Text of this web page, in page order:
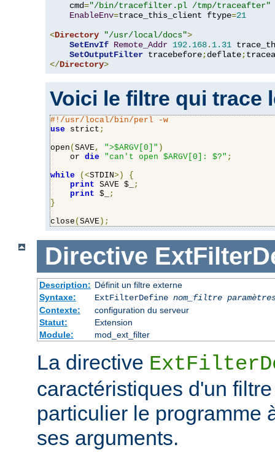
    cmd
="/bin/tracefilter.pl /tmp/traceafter"
EnableEnv=trace_this_client ftype=21
<Directory "/usr/local/docs">
SetEnvIf Remote_Addr 192.168. 1.31
SetOutputFilter tracebefore;deflate;
</Directory>
Voici le filtre qui trace
#!/usr/local/bin/perl -w
use strict ;
open ( SAVE, ">$ARGV[0]" )
    or
die "can't open $ARGV[0]: $?" ;
while
(<STDIN>)
{
print SAVE $_
;
print $_
;
}
close ( SAVE );
Directive
Description: Définit un filtre externe
Syntaxe:
ExtFilterDefine nom_filtre
Contexte:
configuration du serveur
Statut:
Extension
Module:
mod_ext_filter
La directive
caractéristiques d'un
particulier le programme
ses arguments.